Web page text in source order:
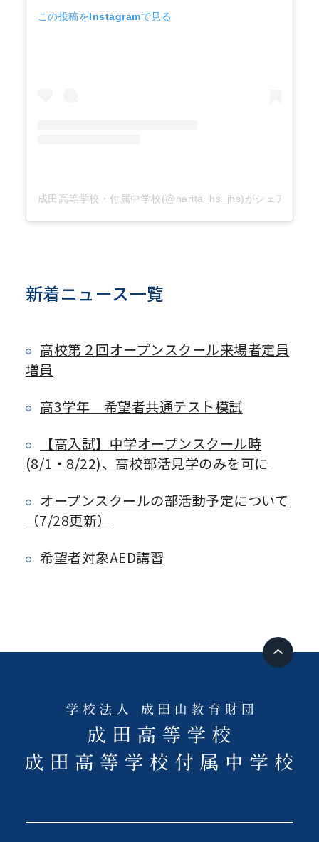
この投稿をInstagramで見る
成田高等学校・付属中学校(@narita_hs_jhs)がシェアした投
新着ニュース一覧
高校第２回オープンスクール来場者定員
増員
高3学年 希望者共通テスト模試
【高入試】中学オープンスクール時
(8/1・8/22)、高校部活見学のみを可に
オープンスクールの部活動予定について
（7/28更新）
希望者対象AED講習